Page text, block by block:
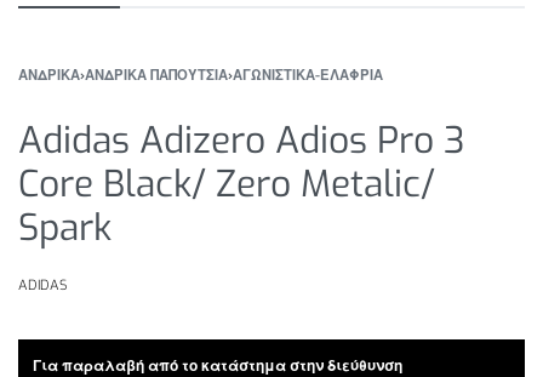
ΑΝΔΡΙΚΑ›ΑΝΔΡΙΚΑ ΠΑΠΟΥΤΣΙΑ›ΑΓΩΝΙΣΤΙΚΑ-ΕΛΑΦΡΙΑ
Adidas Adizero Adios Pro 3
Core Black/ Zero Metalic/
Spark
ADIDAS
Για παραλαβή από το κατάστημα στην διεύθυνση